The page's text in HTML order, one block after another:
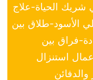
شريك الحياة-علاج
الأسود-طلاق بين
فراق بين
استنزال